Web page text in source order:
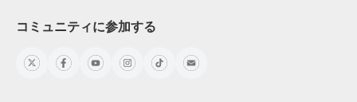
コミュニティに参加する